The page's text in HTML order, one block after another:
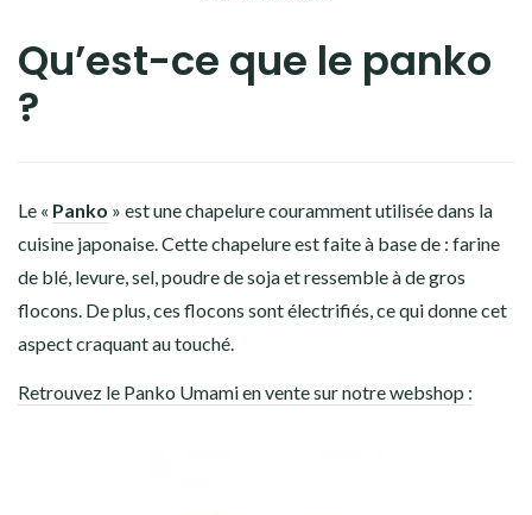
Qu’est-ce que le panko
?
Le « Panko » est une chapelure couramment utilisée dans la
cuisine japonaise. Cette chapelure est faite à base de : farine
de blé, levure, sel, poudre de soja et ressemble à de gros
flocons. De plus, ces flocons sont électrifiés, ce qui donne cet
aspect craquant au touché.
Retrouvez le Panko Umami en vente sur notre webshop :